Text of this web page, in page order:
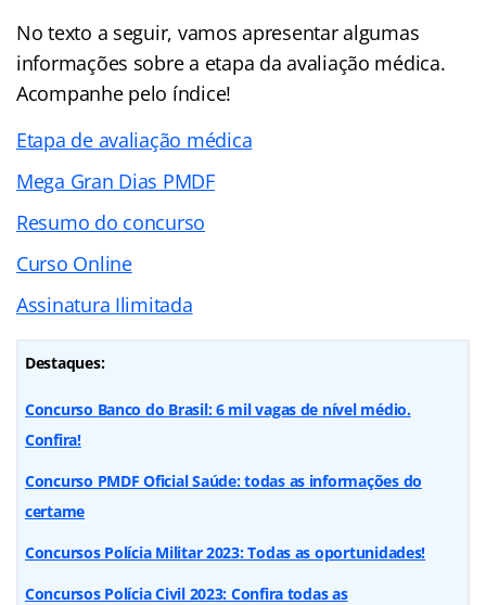
No texto a seguir, vamos apresentar algumas
informações sobre a etapa da avaliação médica.
Acompanhe pelo índice!
Etapa de avaliação médica
Mega Gran Dias PMDF
Resumo do concurso
Curso Online
Assinatura Ilimitada
Destaques:
Concurso Banco do Brasil: 6 mil vagas de nível médio.
Confira!
Concurso PMDF Oficial Saúde: todas as informações do
certame
Concursos Polícia Militar 2023: Todas as oportunidades!
Concursos Polícia Civil 2023: Confira todas as